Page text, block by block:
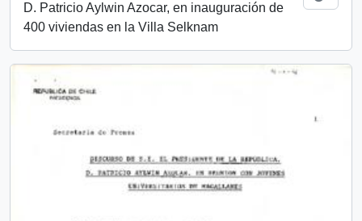
D. Patricio Aylwin Azocar, en inauguración de
400 viviendas en la Villa Selknam